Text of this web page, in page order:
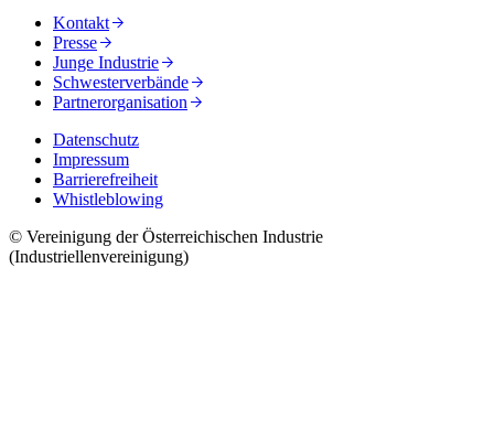
Kontakt
Presse
Junge Industrie
Schwesterverbände
Partnerorganisation
Datenschutz
Impressum
Barrierefreiheit
Whistleblowing
© Vereinigung der Österreichischen Industrie
(Industriellenvereinigung)